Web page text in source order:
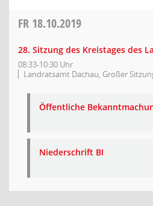
FR 18.10.2019
28. Sitzung des Kreistages des
08:33-10:30 Uhr
Landratsamt Dachau, Großer
Öffentliche
Niederschrift BI